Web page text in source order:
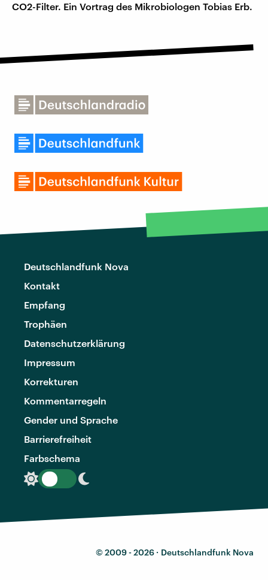
CO2-Filter. Ein Vortrag des Mikrobiologen Tobias Erb.
Deutschlandfunk Nova
Kontakt
Empfang
Trophäen
Datenschutzerklärung
Impressum
Korrekturen
Kommentarregeln
Gender und Sprache
Barrierefreiheit
Farbschema
© 2009 - 2026 · Deutschlandfunk Nova